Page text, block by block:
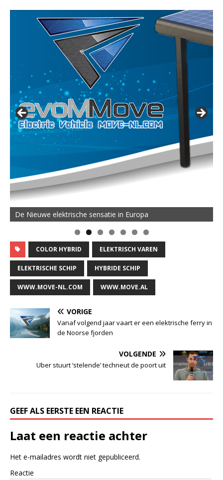
De Nieuwe elektrische sensatie in Europa
COLOR HYBRID ELEKTRISCH VAREN
ELEKTRISCHE SCHIP HYBRIDE SCHIP
WWW.MOVE-NL.COM WWW.MOVE.AL
VORIGE
Vanaf volgend jaar vaart er een elektrische ferry in
de Noorse fjorden
VOLGENDE
Uber stuurt ‘stelende’ techneut de poort uit
GEEF ALS EERSTE EEN REACTIE
Laat een reactie achter
Het e-mailadres wordt niet gepubliceerd.
Reactie